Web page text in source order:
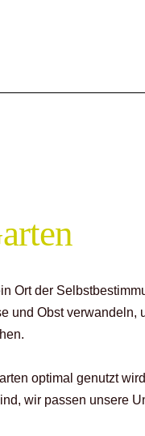
Ort der
und Obst verwandeln,
optimal genutzt
wir passen unsere